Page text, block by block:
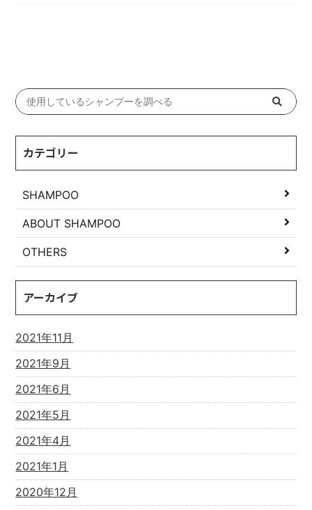
カテゴリー
SHAMPOO
ABOUT SHAMPOO
OTHERS
アーカイブ
2021年11月
2021年9月
2021年6月
2021年5月
2021年4月
2021年1月
2020年12月